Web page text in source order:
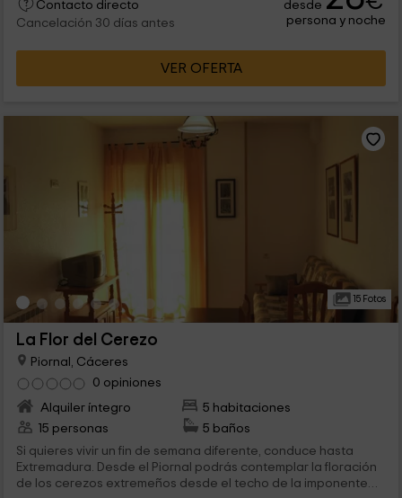
Contacto directo
Cancelación 30 días antes
desde
persona y noche
VER OFERTA
15 Fotos
La Flor del Cerezo
Piornal, Cáceres
0 opiniones
Alquiler íntegro
5 habitaciones
15 personas
5 baños
Si quieres vivir un fin de semana diferente, conduce hasta
Extremadura. Desde el Piornal podrás contemplar la floración
de los cerezos extremeños desde el techo de la imponente